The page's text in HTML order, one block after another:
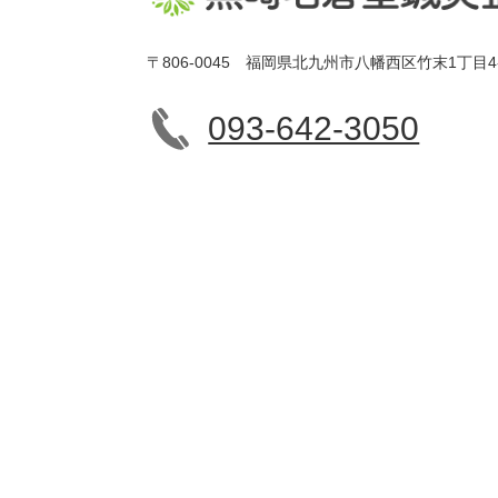
〒806-0045 福岡県北九州市八幡西区竹末1丁目
093-642-3050